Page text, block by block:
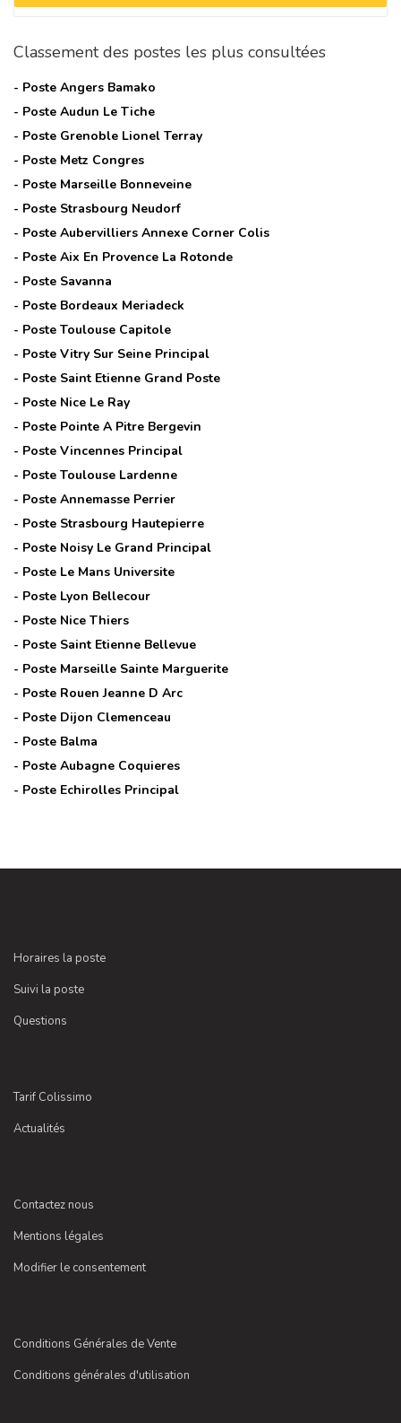
Classement des postes les plus consultées
- Poste Angers Bamako
- Poste Audun Le Tiche
- Poste Grenoble Lionel Terray
- Poste Metz Congres
- Poste Marseille Bonneveine
- Poste Strasbourg Neudorf
- Poste Aubervilliers Annexe Corner Colis
- Poste Aix En Provence La Rotonde
- Poste Savanna
- Poste Bordeaux Meriadeck
- Poste Toulouse Capitole
- Poste Vitry Sur Seine Principal
- Poste Saint Etienne Grand Poste
- Poste Nice Le Ray
- Poste Pointe A Pitre Bergevin
- Poste Vincennes Principal
- Poste Toulouse Lardenne
- Poste Annemasse Perrier
- Poste Strasbourg Hautepierre
- Poste Noisy Le Grand Principal
- Poste Le Mans Universite
- Poste Lyon Bellecour
- Poste Nice Thiers
- Poste Saint Etienne Bellevue
- Poste Marseille Sainte Marguerite
- Poste Rouen Jeanne D Arc
- Poste Dijon Clemenceau
- Poste Balma
- Poste Aubagne Coquieres
- Poste Echirolles Principal
Horaires la poste
Suivi la poste
Questions
Tarif Colissimo
Actualités
Contactez nous
Mentions légales
Modifier le consentement
Conditions Générales de Vente
Conditions générales d'utilisation